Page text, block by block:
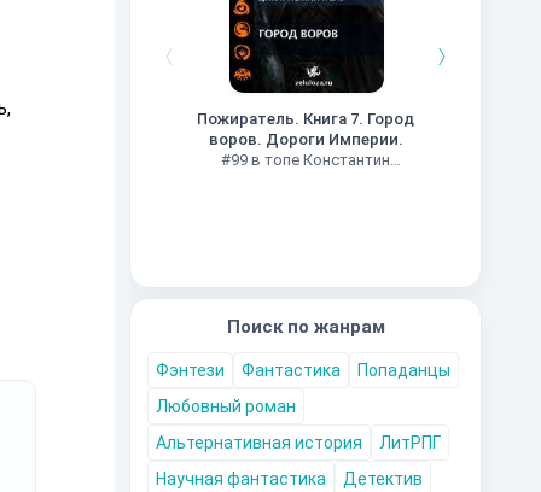
Пожиратель. Книга 7. Город
воров. Дороги Империи.
#99 в топе Константин
Поиск по жанрам
Фэнтези Фантастика
Попаданцы
Любовный роман
Альтернативная история
ЛитРПГ
Научная фантастика
Детектив